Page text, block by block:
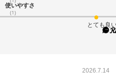
税抜 ￥8,710 /単価￥3.20
(1)
使いやすさ
とても良
2026.7.14